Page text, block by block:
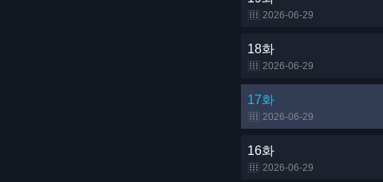
2026-06-29
18화
2026-06-29
17화
2026-06-29
16화
2026-06-29